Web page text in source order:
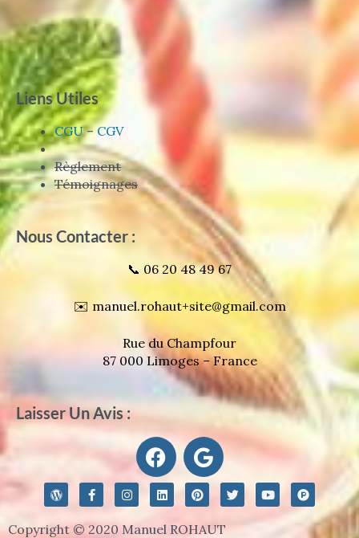
Liens Utiles
CGU–CGV
Règlement
Témoignages
Nous Contacter :
📞 06 20 48 49 67
✉️ manuel.rohaut+site@gmail.com
Rue du Champfour
87 000 Limoges – France
Laisser Un Avis :
F
a
c
e
b
G
o
o
g
l
W
o
d
F
a
e
I
n
t
L
i
k
P
i
t
T
w
Y
o
P
r
d
Copyright © 2020 Manuel ROHAUT